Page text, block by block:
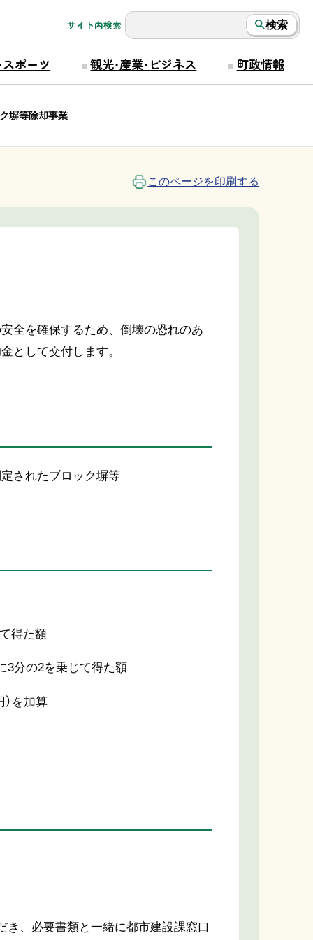
サイト内検索 検索
スポーツ 観光・産業・ビジネス 町政情報
塀等除却事業
このページを印刷する
全を確保するため、倒壊の恐れのあ
として交付します。
されたブロック塀等
得た額
分の2を乗じて得た額
を加算
、必要書類と一緒に都市建設課窓口